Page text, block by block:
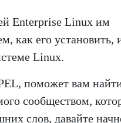
Enterprise Linux им
как его установить,
Linux.
поможет вам
сообществом,
слов, давайте